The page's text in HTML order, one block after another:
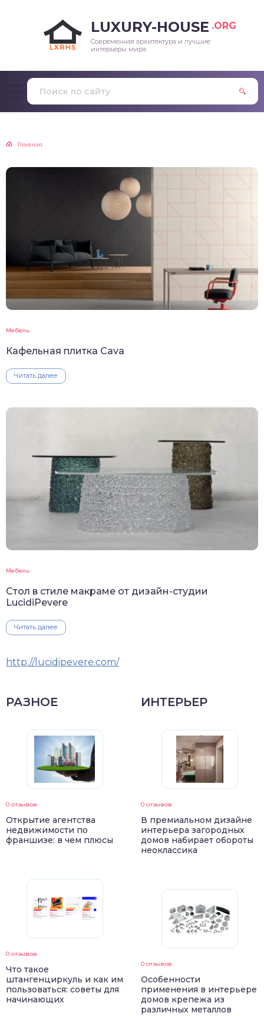
LUXURY-HOUSE .ORG
Современная архитектура и лучшие
интерьеры мира
Главная
Мебель
Кафельная плитка Cava
Читать далее
Мебель
Стол в стиле макраме от дизайн-студии
LucidiPevere
Читать далее
http://lucidipevere.com/
РАЗНОЕ
0 отзывов
Открытие агентства
недвижимости по
франшизе: в чем плюсы
0 отзывов
Что такое
штангенциркуль и как им
пользоваться: советы для
начинающих
ИНТЕРЬЕР
0 отзывов
В премиальном дизайне
интерьера загородных
домов набирает обороты
неоклассика
0 отзывов
Особенности
применения в интерьере
домов крепежа из
различных металлов